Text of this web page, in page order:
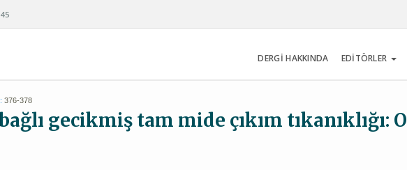
DERGİ HAKKINDA EDİTÖRLER
376-378
gecikmiş tam mide çıkım tıkanıklığı: